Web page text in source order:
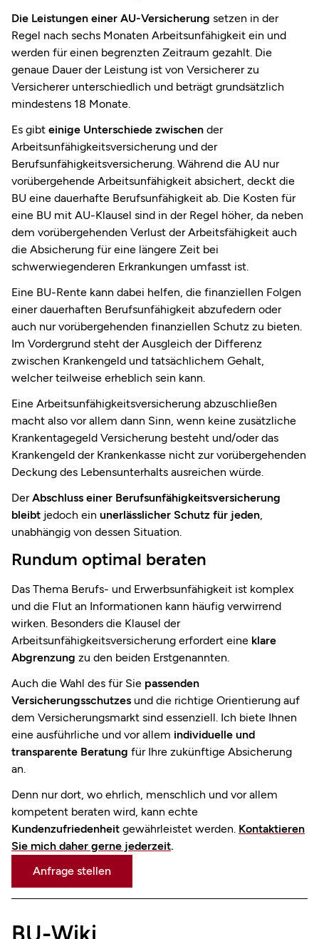
Die Leistungen einer AU-Versicherung setzen in der
Regel nach sechs Monaten Arbeitsunfähigkeit ein und
werden für einen begrenzten Zeitraum gezahlt. Die
genaue Dauer der Leistung ist von Versicherer zu
Versicherer unterschiedlich und beträgt grundsätzlich
mindestens 18 Monate.
Es gibt einige Unterschiede zwischen der
Arbeitsunfähigkeitsversicherung und der
Berufsunfähigkeitsversicherung. Während die AU nur
vorübergehende Arbeitsunfähigkeit absichert, deckt die
BU eine dauerhafte Berufsunfähigkeit ab. Die Kosten für
eine BU mit AU-Klausel sind in der Regel höher, da neben
dem vorübergehenden Verlust der Arbeitsfähigkeit auch
die Absicherung für eine längere Zeit bei
schwerwiegenderen Erkrankungen umfasst ist.
Eine BU-Rente kann dabei helfen, die finanziellen Folgen
einer dauerhaften Berufsunfähigkeit abzufedern oder
auch nur vorübergehenden finanziellen Schutz zu bieten.
Im Vordergrund steht der Ausgleich der Differenz
zwischen Krankengeld und tatsächlichem Gehalt,
welcher teilweise erheblich sein kann.
Eine Arbeitsunfähigkeitsversicherung abzuschließen
macht also vor allem dann Sinn, wenn keine zusätzliche
Krankentagegeld Versicherung besteht und/oder das
Krankengeld der Krankenkasse nicht zur vorübergehenden
Deckung des Lebensunterhalts ausreichen würde.
DerAbschluss einer Berufsunfähigkeitsversicherung
bleibt jedoch ein unerlässlicher Schutz für jeden,
unabhängig von dessen Situation.
Rundum optimal beraten
Das Thema Berufs- und Erwerbsunfähigkeit ist komplex
und die Flut an Informationen kann häufig verwirrend
wirken. Besonders die Klausel der
Arbeitsunfähigkeitsversicherung erfordert eine klare
Abgrenzung zu den beiden Erstgenannten.
Auch die Wahl des für Sie passenden
Versicherungsschutzes und die richtige Orientierung auf
dem Versicherungsmarkt sind essenziell. Ich biete Ihnen
eine ausführliche und vor allem individuelle und
transparente Beratung für Ihre zukünftige Absicherung
an.
Denn nur dort, wo ehrlich, menschlich und vor allem
kompetent beraten wird, kann echte
Kundenzufriedenheit gewährleistet werden. Kontaktieren
Sie mich daher gerne jederzeit.
Anfrage stellen